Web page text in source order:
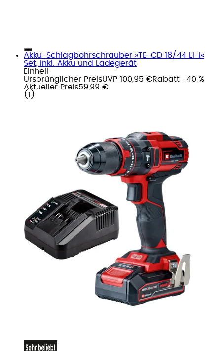
Akku-Schlagbohrschrauber »TE-CD 18/44 Li-i«
Set, inkl. Akku und Ladegerät
Einhell
Ursprünglicher PreisUVP 100,95 €Rabatt- 40 %
Aktueller Preis59,99 €
( 1 )